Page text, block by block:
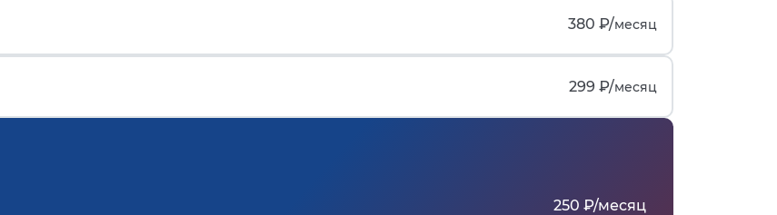
380 ₽/месяц
299 ₽/месяц
250 ₽/месяц